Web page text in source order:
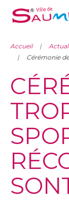
Accueil
Cérémonie